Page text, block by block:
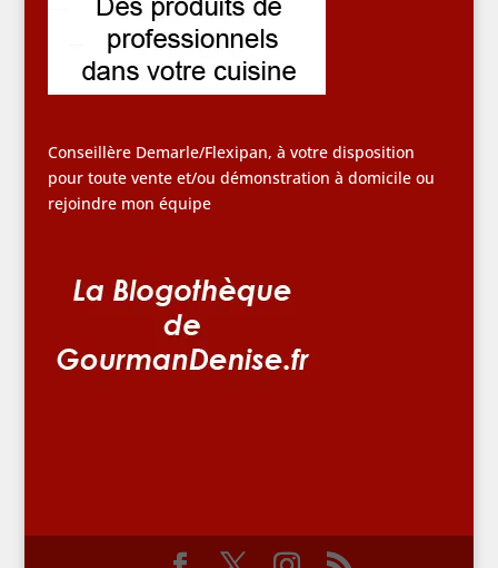
Conseillère Demarle/Flexipan, à votre disposition
pour toute vente et/ou démonstration à domicile ou
rejoindre mon équipe